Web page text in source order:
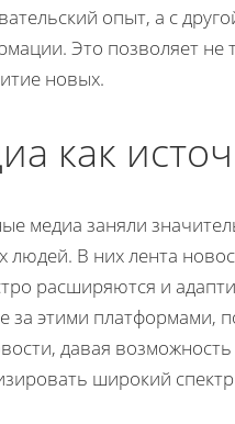
опыт, а с
Это позволяет не
новых.
как
медиа заняли
В них лента
расширяются и
за этими платформами,
давая
широкий